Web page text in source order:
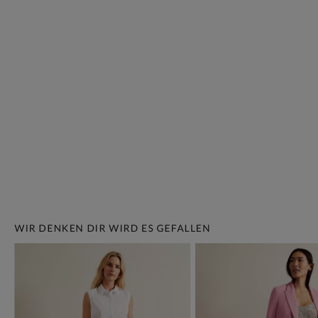
WIR DENKEN DIR WIRD ES GEFALLEN